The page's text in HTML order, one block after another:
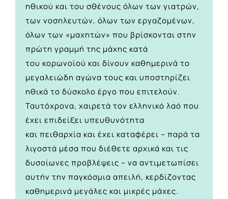
ηθικού και του σθένους όλων των γιατρών,
των νοσηλευτών, όλων των εργαζομένων,
όλων των «μαχητών» που βρίσκονται στην
πρώτη γραμμή της μάχης κατά
του κορωνοϊού και δίνουν καθημερινά το
μεγαλειώδη αγώνα τους και υποστηρίζει
ηθικά το δύσκολο έργο που επιτελούν.
Ταυτόχρονα, χαιρετά τον ελληνικό λαό που
έχει επιδείξει υπευθυνότητα
και πειθαρχία και έχει καταφέρει – παρά τα
λιγοστά μέσα που διέθετε αρχικά και τις
δυσοίωνες προβλέψεις – να αντιμετωπίσει
αυτήν την παγκόσμια απειλή, κερδίζοντας
καθημερινά μεγάλες και μικρές μάχες.